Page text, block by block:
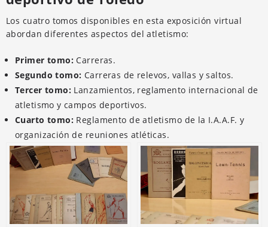
Los cuatro tomos disponibles en esta exposición virtual
abordan diferentes aspectos del atletismo:
Primer tomo: Carreras.
Segundo tomo: Carreras de relevos, vallas y saltos.
Tercer tomo: Lanzamientos, reglamento internacional de
atletismo y campos deportivos.
Cuarto tomo: Reglamento de atletismo de la I.A.A.F. y
organización de reuniones atléticas.